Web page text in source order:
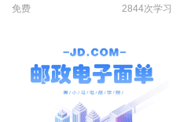
免费 2844次学习